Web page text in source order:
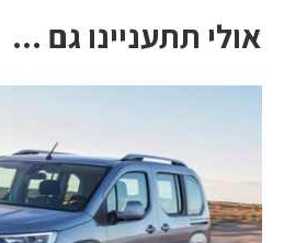
אולי תתעניינו גם ...